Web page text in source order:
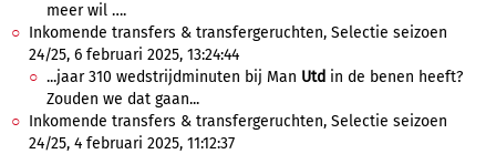
meer wil ….
Inkomende transfers & transfergeruchten, Selectie seizoen
24/25, 6 februari 2025, 13:24:44
...jaar 310 wedstrijdminuten bij Man Utd in de benen heeft?
Zouden we dat gaan...
Inkomende transfers & transfergeruchten, Selectie seizoen
24/25, 4 februari 2025, 11:12:37